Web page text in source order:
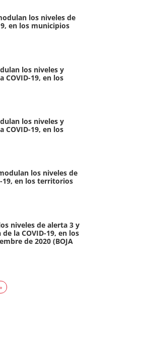
los niveles de
en los municipios
los niveles y
19, en los
los niveles y
19, en los
los niveles de
19, en los territorios
niveles de alerta 3 y
la COVID-19, en los
de 2020 (BOJA